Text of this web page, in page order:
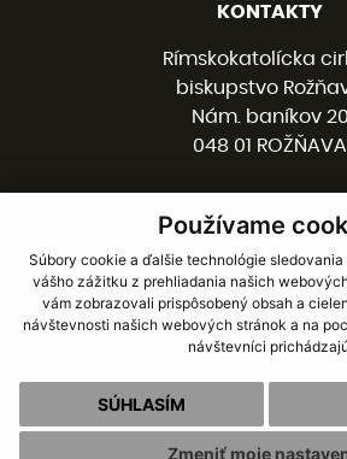
Používame
Súbory cookie a ďalšie technológie
vášho zážitku z prehliadania našich
vám zobrazovali prispôsobený obsah a
návštevnosti našich webových stránok a na
návštevníci
SÚHLASÍM
Zmeniť moje
KONTAKTY
Rímskokatolícka
biskupstvo
Nám. baníkov 20
048 01 ROŽŇAVA
058 / 78 77 201
SOCIÁLNE SIETE